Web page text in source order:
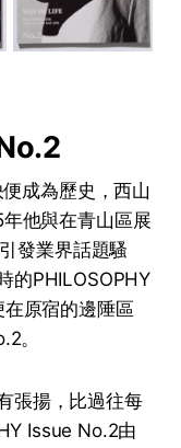
成為歷史，西山
他與在青山區展
發業界話題騷
的PHILOSOPHY
原宿的邊陲區
。
張揚，比過往每
Issue No.2由